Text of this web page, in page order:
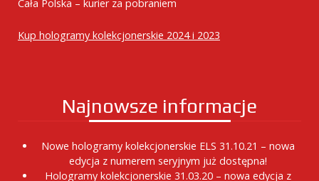
Cała Polska – kurier za pobraniem
Kup hologramy kolekcjonerskie 2024 i 2023
Najnowsze informacje
Nowe hologramy kolekcjonerskie ELS 31.10.21 – nowa
edycja z numerem seryjnym już dostępna!
Hologramy kolekcjonerskie 31.03.20 – nowa edycja z